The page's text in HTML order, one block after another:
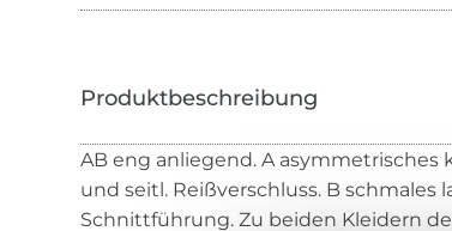
AB eng anliegend. A asymmetrisches
und seitl. Reißverschluss. B schmales
Schnittführung. Zu beiden Kleidern